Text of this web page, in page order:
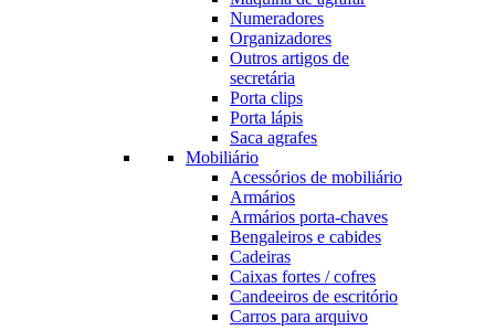
Numeradores
Organizadores
Outros artigos de
secretária
Porta clips
Porta lápis
Saca agrafes
Mobiliário
Acessórios de mobiliário
Armários
Armários porta-chaves
Bengaleiros e cabides
Cadeiras
Caixas fortes / cofres
Candeeiros de escritório
Carros para arquivo